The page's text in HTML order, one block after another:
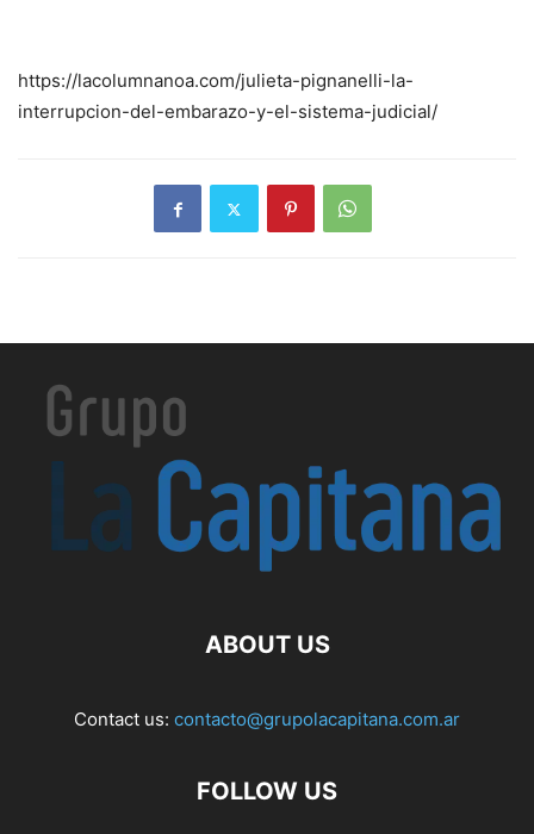
https://lacolumnanoa.com/julieta-pignanelli-la-
interrupcion-del-embarazo-y-el-sistema-judicial/
ABOUT US
Contact us: contacto@grupolacapitana.com.ar
FOLLOW US